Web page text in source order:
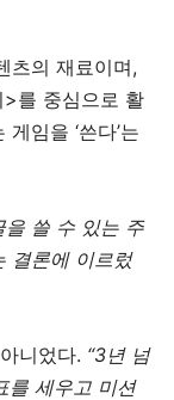
츠의 재료이며,
를 중심으로 활
임을 ‘쓴다’는
을 쓸 수 있는 주
결론에 이르렀
니었다. “3년 넘
를 세우고 미션